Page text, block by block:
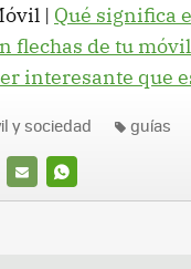
| Qué significa
flechas de tu
interesante que
E-
WHATSAPP
y sociedad guías